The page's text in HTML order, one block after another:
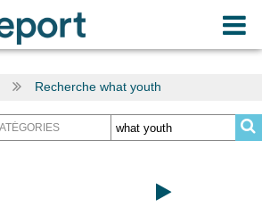
Recherche what youth